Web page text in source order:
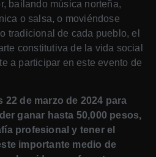
bailando música norteña,
o salsa, o moviéndose
tradicional de cada pueblo, el
constitutiva de la vida social
a participar en este evento de
22 de marzo de 2024 para
ganar hasta 50,000 pesos,
profesional y tener el
importante medio de